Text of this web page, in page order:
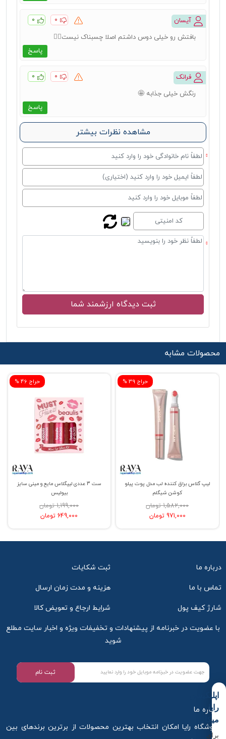
آیسان ۰ ۰
پاسخ
بافتش رو خیلی دوس داشتم اصلا چسبناک نیست👍🏻
فرانک ۰ ۰
پاسخ
رنگش خیلی جذابه 🤩
مشاهده نظرات بیشتر
محصولات مشابه
% حراج 46
ست 3 عددی لیپگلاس مایع و مینی سایز
بیولیس
1,199,000 تومان
649,000 تومان
% حراج 39
لیپ گلاس براق کننده لب مدل پوت پیلو
کوشن شیگلم
1,582,000 تومان
971,000 تومان
درباره ما ثبت شکایات
تماس با ما هزینه و مدت زمان ارسال
شارژ کیف پول شرایط ارجاع و تعویض کالا
با عضویت در خبرنامه از پیشنهادات و تخفیفات ویژه و اخبار سایت مطلع
شوید
ثبت نام
درباره ما
فروشگاه رایا امکان انتخاب بهترین محصولات از برترین برندهای بین
اپلیکیشن
رایا
میکاپ
برای